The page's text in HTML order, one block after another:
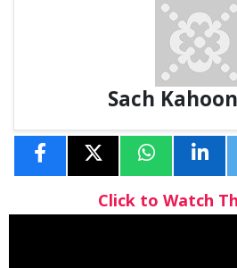
Sach
Click to Watch